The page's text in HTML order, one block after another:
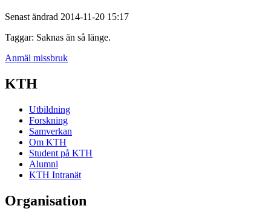
Senast ändrad 2014-11-20 15:17
Taggar: Saknas än så länge.
Anmäl missbruk
KTH
Utbildning
Forskning
Samverkan
Om KTH
Student på KTH
Alumni
KTH Intranät
Organisation